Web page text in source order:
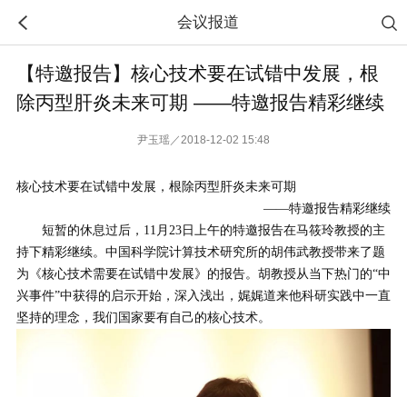
会议报道
【特邀报告】核心技术要在试错中发展，根
除丙型肝炎未来可期 ——特邀报告精彩继续
尹玉瑶／2018-12-02 15:48
核心技术要在试错中发展，根除丙型肝炎未来可期
——特邀报告精彩继续
短暂的休息过后，11月23日上午的特邀报告在马筱玲教授的主
持下精彩继续。中国科学院计算技术研究所的胡伟武教授带来了题
为《核心技术需要在试错中发展》的报告。胡教授从当下热门的“中
兴事件”中获得的启示开始，深入浅出，娓娓道来他科研实践中一直
坚持的理念，我们国家要有自己的核心技术。